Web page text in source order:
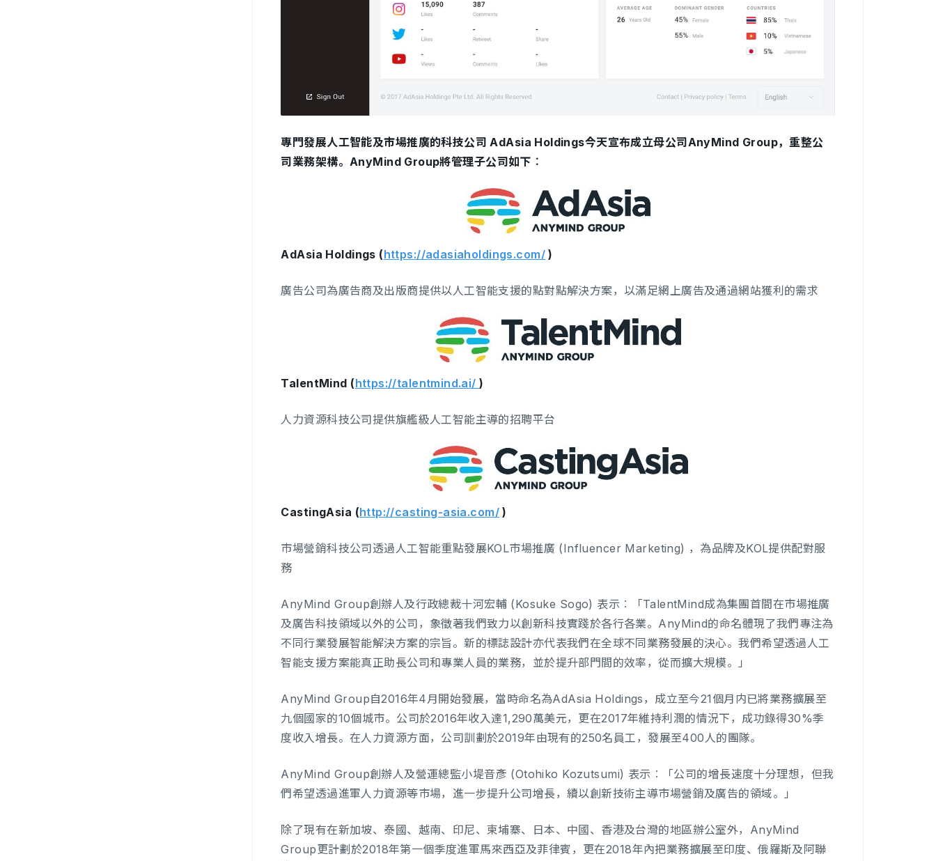
專門發展人工智能及市場推廣的科技公司 AdAsia Holdings今天宣布成立母公司AnyMind Group，重整公
司業務架構。AnyMind Group將管理子公司如下︰
AdAsia Holdings (https://adasiaholdings.com/)
廣告公司為廣告商及出版商提供以人工智能支援的點對點解決方案，以滿足網上廣告及通過網站獲利的需求
TalentMind (https://talentmind.ai/)
人力資源科技公司提供旗艦級人工智能主導的招聘平台
CastingAsia (http://casting-asia.com/ )
市場營銷科技公司透過人工智能重點發展KOL市場推廣 (Influencer Marketing) ，為品牌及KOL提供配對服
務
AnyMind Group創辦人及行政總裁十河宏輔 (Kosuke Sogo) 表示︰「TalentMind成為集團首間在市場推廣
及廣告科技領域以外的公司，象徵著我們致力以創新科技實踐於各行各業。AnyMind的命名體現了我們專注為
不同行業發展智能解決方案的宗旨。新的標誌設計亦代表我們在全球不同業務發展的決心。我們希望透過人工
智能支援方案能真正助長公司和專業人員的業務，並於提升部門間的效率，從而擴大規模。」
AnyMind Group自2016年4月開始發展，當時命名為AdAsia Holdings，成立至今21個月内已將業務擴展至
九個國家的10個城市。公司於2016年收入達1,290萬美元，更在2017年維持利潤的情況下，成功錄得30%季
度收入增長。在人力資源方面，公司訓劃於2019年由現有的250名員工，發展至400人的團隊。
AnyMind Group創辦人及營運總監小堤音彥 (Otohiko Kozutsumi) 表示︰「公司的增長速度十分理想，但我
們希望透過進軍人力資源等市場，進一步提升公司增長，續以創新技術主導市場營銷及廣告的領域。」
除了現有在新加坡、泰國、越南、印尼、柬埔寨、日本、中國、香港及台灣的地區辦公室外，AnyMind
Group更計劃於2018年第一個季度進軍馬來西亞及菲律賓，更在2018年內把業務擴展至印度、俄羅斯及阿聯